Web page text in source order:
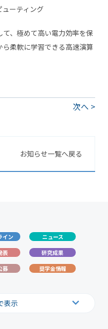
ーティング
、極めて高い電力効率を保
柔軟に学習できる高速演算
次へ
お知らせ一覧へ戻る
イン
ニュース
表
研究成果
募 奨学金情報
表示